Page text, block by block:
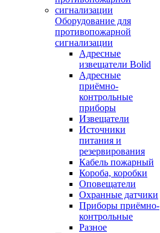
Оборудование для
противопожарной
сигнализации
Адресные
извещатели Bolid
Адресные
приёмно-
контрольные
приборы
Извещатели
Источники
питания и
резервирования
Кабель пожарный
Короба, коробки
Оповещатели
Охранные датчики
Приборы приёмно-
контрольные
Разное